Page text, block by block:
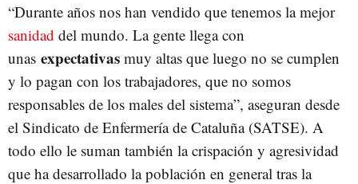
“Durante años nos han vendido que tenemos la mejor
sanidad del mundo. La gente llega con
unas expectativas muy altas que luego no se cumplen
y lo pagan con los trabajadores, que no somos
responsables de los males del sistema”, aseguran desde
el Sindicato de Enfermería de Cataluña (SATSE). A
todo ello le suman también la crispación y agresividad
que ha desarrollado la población en general tras la